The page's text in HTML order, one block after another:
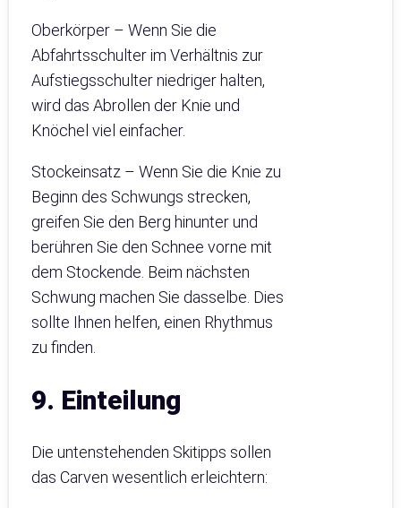
Oberkörper – Wenn Sie die
Abfahrtsschulter im Verhältnis zur
Aufstiegsschulter niedriger halten,
wird das Abrollen der Knie und
Knöchel viel einfacher.
Stockeinsatz – Wenn Sie die Knie zu
Beginn des Schwungs strecken,
greifen Sie den Berg hinunter und
berühren Sie den Schnee vorne mit
dem Stockende. Beim nächsten
Schwung machen Sie dasselbe. Dies
sollte Ihnen helfen, einen Rhythmus
zu finden.
9. Einteilung
Die untenstehenden Skitipps sollen
das Carven wesentlich erleichtern: